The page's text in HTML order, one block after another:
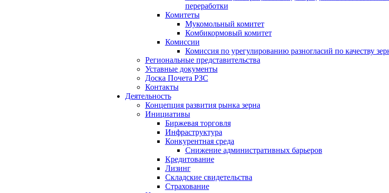
переработки
Комитеты
Мукомольный комитет
Комбикормовый комитет
Комиссии
Комиссия по урегулированию разногласий по качеству
Региональные представительства
Уставные документы
Доска Почета РЗС
Контакты
Деятельность
Концепция развития рынка зерна
Инициативы
Биржевая торговля
Инфраструктура
Конкурентная среда
Снижение административных барьеров
Кредитование
Лизинг
Складские свидетельства
Страхование